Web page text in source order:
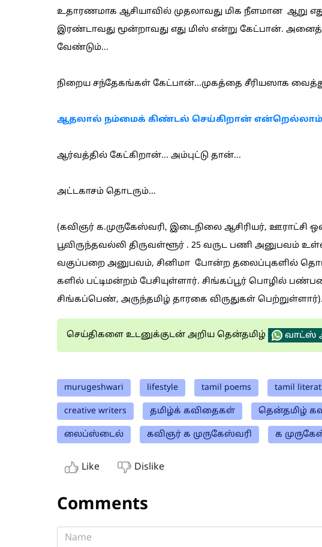
உதாரணமாக ஆசியாவில் முதலாவது மிக நீளமான ஆறு
இரண்டாவது மூன்றாவது எது மிஸ் என்று கேட்பான்.
வேண்டும்...
நிறைய சந்தேகங்கள் கேட்பான்...முகத்தை சீரியஸாக
ஆதலால் நம்மைக் கிண்டல் செய்கிறான் என்றெல்லாம்
ஆர்வத்தில் கேட்கிறான்... அம்புட்டு தான்...
அட்டகாசம் தொடரும்...
(கவிஞர் க.முருகேஸ்வரி, இடைநிலை ஆசிரியர், ஊராட்சி
பூவிருந்தவல்லி திருவள்ளூர் . 25 வருட பணி அனுபவம்
வகுப்பறை அனுபவம், சினிமா போன்ற தலைப்புகளில்
களில் பட்டிமன்றம் பேசியுள்ளார். சிங்கப்பூர் பொழில்
சிங்கப்பெண், அருந்தமிழ் தாரகை விருதுகள் பெற்றுள்ளார்).
செய்திகளை உடனுக்குடன் அறிய தென்தமிழ் வாட்ஸ்
murugeshwari lifestyle tamil poems tamil
creative writers தமிழ்க் கவிதைகள் தென்தமிழ்
லைப்ஸ்டைல் கவிஞர் க முருகேஸ்வரி க
Like Dislike
Comments